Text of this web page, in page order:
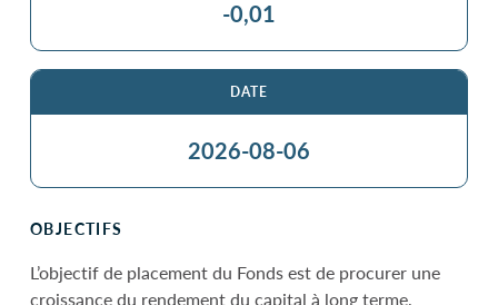
-0,01
DATE
2026-08-06
OBJECTIFS
L’objectif de placement du Fonds est de procurer une
croissance du rendement du capital à long terme,